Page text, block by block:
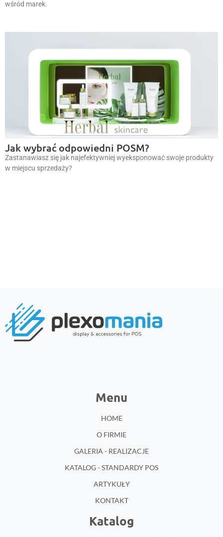
wśród marek.
Jak wybrać odpowiedni POSM?
Zastanawiasz się jak najefektywniej wyeksponować swoje produkty
w miejscu sprzedaży?
Menu
HOME
O FIRMIE
GALERIA - REALIZACJE
KATALOG - STANDARDY POS
ARTYKUŁY
KONTAKT
Katalog